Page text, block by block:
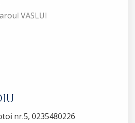
VASLUI
nr.5, 0235480226